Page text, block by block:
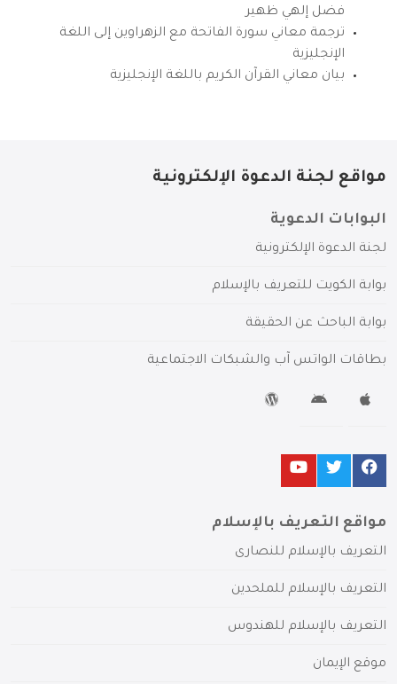
فضل إلهي ظهير
ترجمة معاني سورة الفاتحة مع الزهراوين إلى اللغة
الإنجليزية
بيان معاني القرآن الكريم باللغة الإنجليزية
مواقع لجنة الدعوة الإلكترونية
البوابات الدعوية
لجنة الدعوة الإلكترونية
بوابة الكويت للتعريف بالإسلام
بوابة الباحث عن الحقيقة
بطاقات الواتس آب والشبكات الاجتماعية
مواقع التعريف بالإسلام
التعريف بالإسلام للنصارى
التعريف بالإسلام للملحدين
التعريف بالإسلام للهندوس
موقع الإيمان